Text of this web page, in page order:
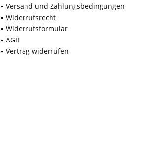
Versand und Zahlungsbedingungen
Widerrufsrecht
Widerrufsformular
AGB
Vertrag widerrufen